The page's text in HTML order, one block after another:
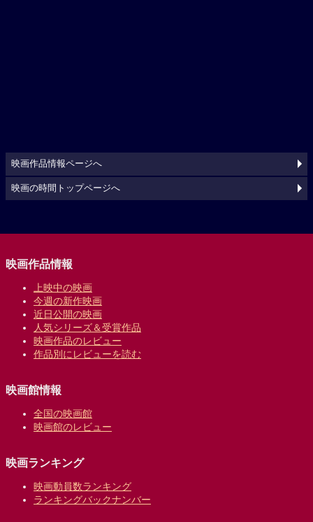
映画作品情報ページへ
映画の時間トップページへ
映画作品情報
上映中の映画
今週の新作映画
近日公開の映画
人気シリーズ＆受賞作品
映画作品のレビュー
作品別にレビューを読む
映画館情報
全国の映画館
映画館のレビュー
映画ランキング
映画動員数ランキング
ランキングバックナンバー